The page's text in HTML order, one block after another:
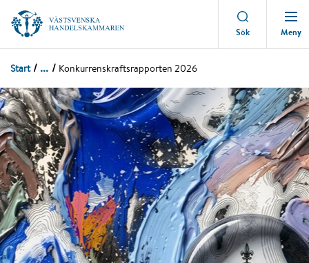
Sök Meny
Start ... Konkurrenskraftsrapporten 2026